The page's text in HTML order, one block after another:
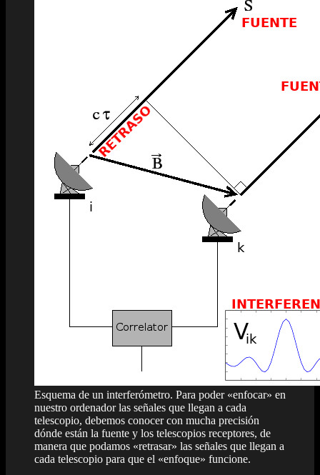
Esquema de un interferómetro. Para poder «enfocar» en
nuestro ordenador las señales que llegan a cada
telescopio, debemos conocer con mucha precisión
dónde están la fuente y los telescopios receptores, de
manera que podamos «retrasar» las señales que llegan a
cada telescopio para que el «enfoque» funcione.